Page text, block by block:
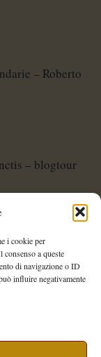
i cookie per
a queste
di navigazione o ID
influire negativamente
– Roberto
– blogtour